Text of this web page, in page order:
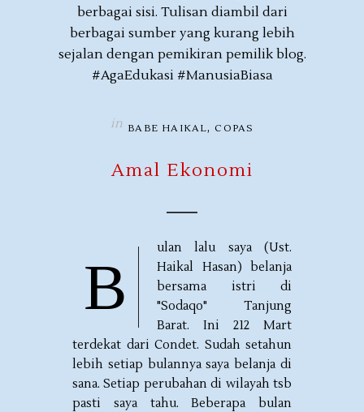
berbagai sisi. Tulisan diambil dari
berbagai sumber yang kurang lebih
sejalan dengan pemikiran pemilik blog.
#AgaEdukasi #ManusiaBiasa
in BABE HAIKAL, COPAS
Amal Ekonomi
B
ulan lalu saya (Ust.
Haikal Hasan) belanja
bersama istri di
"Sodaqo" Tanjung
Barat. Ini 212 Mart
terdekat dari Condet. Sudah setahun
lebih setiap bulannya saya belanja di
sana. Setiap perubahan di wilayah tsb
pasti saya tahu. Beberapa bulan